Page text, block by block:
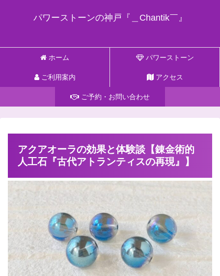
パワーストーンの神戸『＿Chantik￣』
ホーム パワーストーン
ご利用案内 アクセス
ご予約・お問い合わせ
アクアオーラの効果と体験談【錬金術的
人工石『古代アトランティスの再現』】